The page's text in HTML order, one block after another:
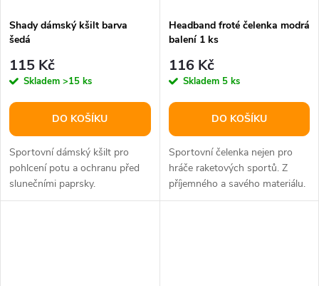
Shady dámský kšilt barva
šedá
115 Kč
Skladem >15 ks
DO KOŠÍKU
Sportovní dámský kšilt pro
pohlcení potu a ochranu před
slunečními paprsky.
Headband froté čelenka modrá
balení 1 ks
116 Kč
Skladem 5 ks
DO KOŠÍKU
Sportovní čelenka nejen pro
hráče raketových sportů. Z
příjemného a savého materiálu.